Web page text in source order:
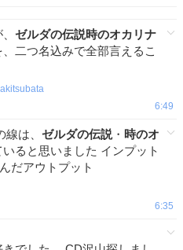
ゼルダの伝説時のオカリナ
二つ名込みで全部言えるこ
6:49
は、 ゼルダの伝説 ・ 時のオ
ると思いました インプット
だアウトプット
6:35